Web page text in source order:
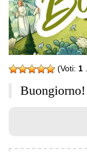
(Voti: 1
Buongiorno!